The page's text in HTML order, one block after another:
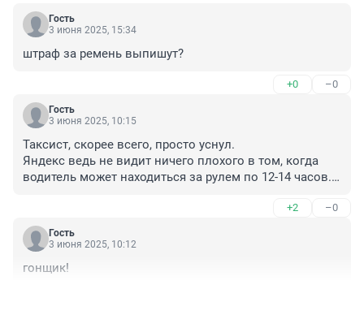
Гость
3 июня 2025, 15:34
штраф за ремень выпишут?
+0 –0
Гость
3 июня 2025, 10:15
Таксист, скорее всего, просто уснул.
Яндекс ведь не видит ничего плохого в том, когда
водитель может находиться за рулем по 12-14 часов.
устраиваю регулярные перерывы по 30 минут с
разминкой и полноценный обед.
между заказами урывками по 5-10 минут.
+2 –0
Гость
3 июня 2025, 10:12
гонщик!